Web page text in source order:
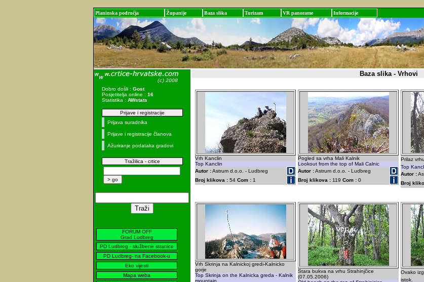
Planinska područja Županije Baza slika Turizam VR panorame Informacije
Dobro došli : Gost
Posjetitelja online : 16
Statistika : AWstats
Prijave i registracije
Prijava suradnika
Prijave i registracije članova
Ažuriranje podataka gradovi
Tražilica - crtice
FORUM OFF
Grad Ludbreg
PD Ludbreg - službene stranice
PD Ludbreg- na Facebook-u
Eko vijesti
Mapa weba
Baza slika - Vrhovi
Vrh Kanclin
Top Kanclin
Autor :Astrum d.o.o. - Ludbreg
Broj klikova : 54 Com : 1
Pogled sa vrha Mali Kalnik
Lookout from the top of Mali Calnic
Autor :Astrum d.o.o. - Ludbreg
Broj klikova : 119 Com : 0
Prilaz
Top
Autor :
Broj
Vrh Skrinja na Kalnickoj gredi-Kalnicko
gorje
Top Skrinja on the Kalnicka greda - Kalnik
mountain
Stara bukva na vrhu Strahinjčice
(07.05.2006)
Ovako
istok.